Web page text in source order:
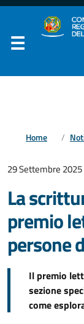
Home
29 Settembre 2025
La
premio
persone
Il premio
sezione
come